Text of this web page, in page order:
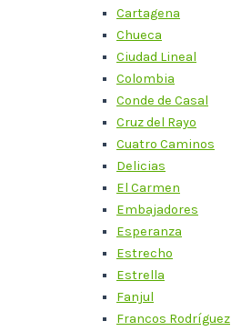
Cartagena
Chueca
Ciudad Lineal
Colombia
Conde de Casal
Cruz del Rayo
Cuatro Caminos
Delicias
El Carmen
Embajadores
Esperanza
Estrecho
Estrella
Fanjul
Francos Rodríguez